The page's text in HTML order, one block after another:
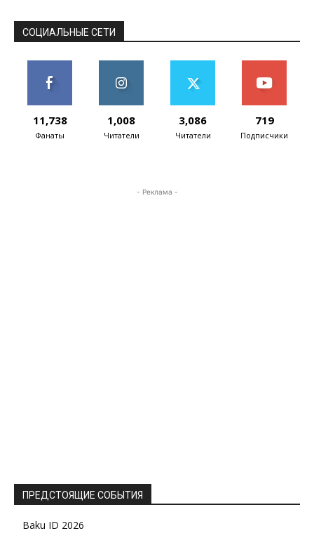
СОЦИАЛЬНЫЕ СЕТИ
11,738
Фанаты
1,008
Читатели
3,086
Читатели
719
Подписчики
- Реклама -
ПРЕДСТОЯЩИЕ СОБЫТИЯ
Baku ID 2026